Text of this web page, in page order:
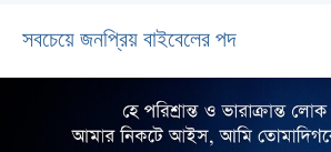
সবচেয়ে জনপ্রিয় বাইবেলের পদ